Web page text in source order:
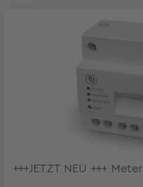
+++JETZT NEU +++